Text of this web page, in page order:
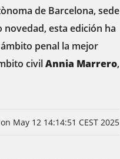
de Barcelona, ​​sede
esta edición ha
penal la mejor
civilAnnia Marrero,
May 12 14:14:51 CEST 2025